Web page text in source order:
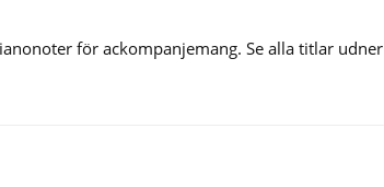
för ackompanjemang. Se alla titlar udner